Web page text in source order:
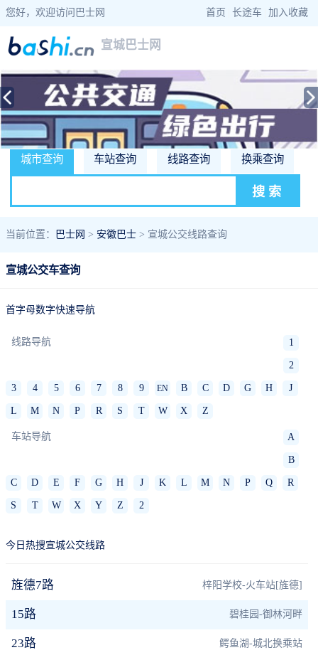
您好，欢迎访问巴士网 首页 长途车 加入收藏
宣城巴士网
城市查询 车站查询 线路查询 换乘查询
当前位置： 巴士网 > 安徽巴士 > 宣城公交线路查询
宣城公交车查询
首字母数字快速导航
线路导航 1
2
3 4 5 6 7 8 9 EN B C D G H J
L M N P R S T W X Z
车站导航 A
B
C D E F G H J K L M N P Q R
S T W X Y Z 2
今日热搜宣城公交线路
旌德7路 梓阳学校-火车站[旌德]
15路 碧桂园-御林河畔
23路 鳄鱼湖-城北换乘站